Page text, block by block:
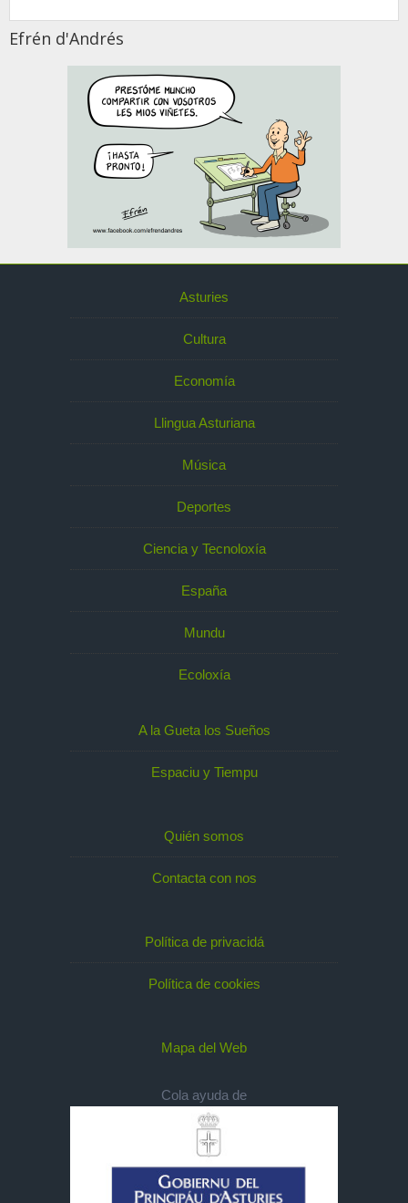
Efrén d'Andrés
Asturies
Cultura
Economía
Llingua Asturiana
Música
Deportes
Ciencia y Tecnoloxía
España
Mundu
Ecoloxía
A la Gueta los Sueños
Espaciu y Tiempu
Quién somos
Contacta con nos
Política de privacidá
Política de cookies
Mapa del Web
Cola ayuda de